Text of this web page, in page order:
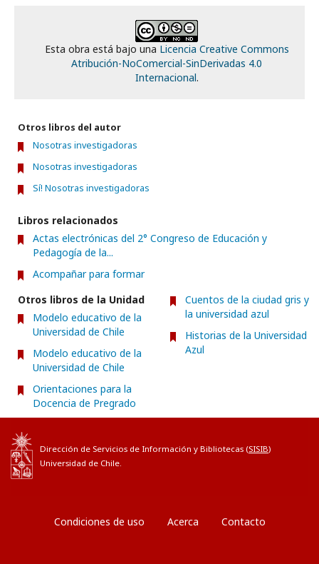
Esta obra está bajo una Licencia Creative Commons
Atribución-NoComercial-SinDerivadas 4.0
Internacional.
Otros libros del autor
Nosotras investigadoras
Nosotras investigadoras
Sí! Nosotras investigadoras
Libros relacionados
Actas electrónicas del 2° Congreso de Educación y
Pedagogía de la...
Acompañar para formar
Otros libros de la Unidad
Modelo educativo de la
Universidad de Chile
Modelo educativo de la
Universidad de Chile
Orientaciones para la
Docencia de Pregrado
Cuentos de la ciudad gris y
la universidad azul
Historias de la Universidad
Azul
Dirección de Servicios de Información y Bibliotecas (SISIB)
Universidad de Chile.
Condiciones de uso Acerca Contacto